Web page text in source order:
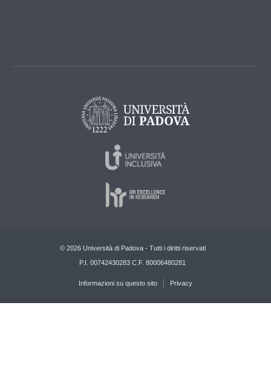
© 2026 Università di Padova - Tutti i diritti riservati
P.I. 00742430283 C.F. 80006480281
Informazioni su questo sito Privacy